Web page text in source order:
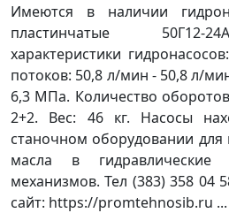
Имеются в наличии
пластинчатые 50Г12-
характеристики
потоков: 50,8 л/мин - 50,8 л/
6,3 МПа. Количество
2+2. Вес: 46 кг. Насосы
станочном оборудовании
масла в
механизмов. Тел (383) 358 04
сайт: https://promtehnosib.ru ...